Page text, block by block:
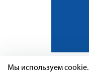
Мы используем cookie.